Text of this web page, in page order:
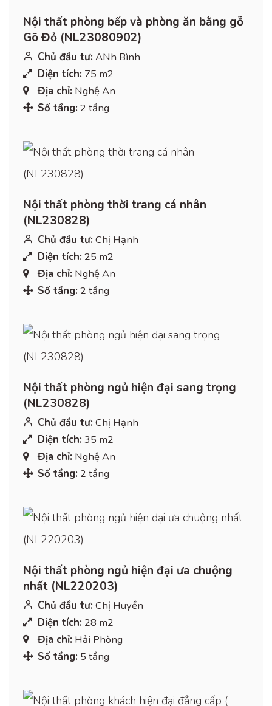
Nội thất phòng bếp và phòng ăn bằng gỗ
Gõ Đỏ (NL23080902)
Chủ đầu tư: ANh Bình
Diện tích: 75 m2
Địa chỉ: Nghệ An
Số tầng: 2 tầng
Nội thất phòng thời trang cá nhân
(NL230828)
Chủ đầu tư: Chị Hạnh
Diện tích: 25 m2
Địa chỉ: Nghệ An
Số tầng: 2 tầng
Nội thất phòng ngủ hiện đại sang trọng
(NL230828)
Chủ đầu tư: Chị Hạnh
Diện tích: 35 m2
Địa chỉ: Nghệ An
Số tầng: 2 tầng
Nội thất phòng ngủ hiện đại ưa chuộng
nhất (NL220203)
Chủ đầu tư: Chị Huyền
Diện tích: 28 m2
Địa chỉ: Hải Phòng
Số tầng: 5 tầng